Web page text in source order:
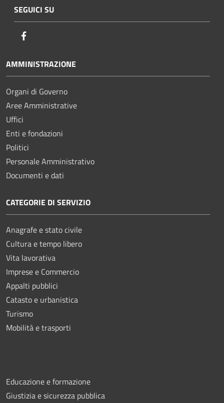
SEGUICI SU
AMMINISTRAZIONE
Organi di Governo
Aree Amministrative
Uffici
Enti e fondazioni
Politici
Personale Amministrativo
Documenti e dati
CATEGORIE DI SERVIZIO
Anagrafe e stato civile
Cultura e tempo libero
Vita lavorativa
Imprese e Commercio
Appalti pubblici
Catasto e urbanistica
Turismo
Mobilità e trasporti
Educazione e formazione
Giustizia e sicurezza pubblica